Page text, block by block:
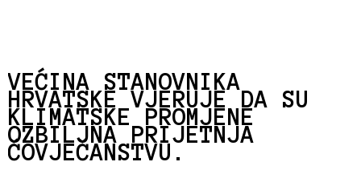
VEĆINA STANOVNIKA
HRVATSKE VJERUJE DA SU
KLIMATSKE PROMJENE
OZBILJNA PRIJETNJA
ČOVJEČANSTVU.